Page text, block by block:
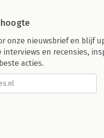
onze nieuwsbrief en blijf
en recensies,
acties.